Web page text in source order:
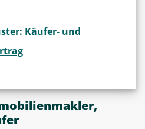
Käufer- und